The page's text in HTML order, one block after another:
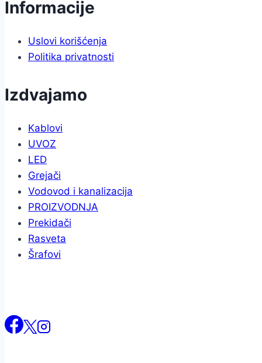
Informacije
Uslovi korišćenja
Politika privatnosti
Izdvajamo
Kablovi
UVOZ
LED
Grejači
Vodovod i kanalizacija
PROIZVODNJA
Prekidači
Rasveta
Šrafovi